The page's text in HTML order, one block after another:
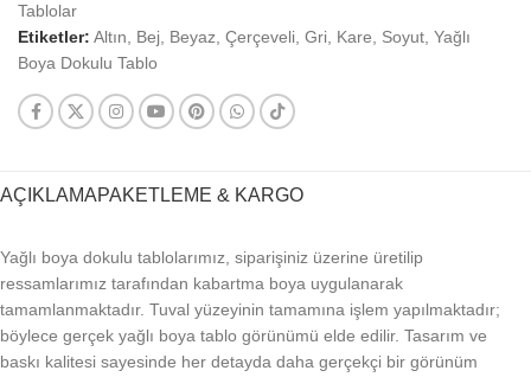
Tablolar
Etiketler: Altın, Bej, Beyaz, Çerçeveli, Gri, Kare, Soyut, Yağlı
Boya Dokulu Tablo
AÇIKLAMAPAKETLEME & KARGO
Yağlı boya dokulu tablolarımız, siparişiniz üzerine üretilip
ressamlarımız tarafından kabartma boya uygulanarak
tamamlanmaktadır. Tuval yüzeyinin tamamına işlem yapılmaktadır;
böylece gerçek yağlı boya tablo görünümü elde edilir. Tasarım ve
baskı kalitesi sayesinde her detayda daha gerçekçi bir görünüm